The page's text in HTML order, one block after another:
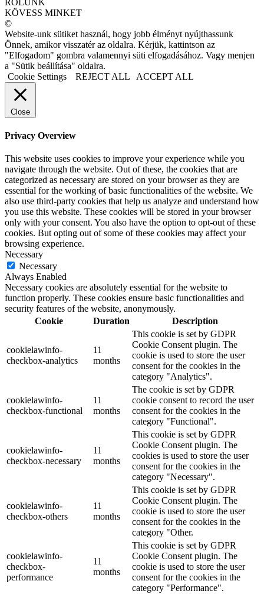
KÖVESS MINKET
©
Website-unk sütiket használ, hogy jobb élményt nyújthassunk
Önnek, amikor visszatér az oldalra. Kérjük, kattintson az
"Elfogadom" gombra valamennyi süti elfogadásához. Vagy menjen
a "Sütik beállítása" oldalra.
Cookie Settings
REJECT ALL ACCEPT ALL
Close
Privacy Overview
This website uses cookies to improve your experience while you
navigate through the website. Out of these, the cookies that are
categorized as necessary are stored on your browser as they are
essential for the working of basic functionalities of the website. We
also use third-party cookies that help us analyze and understand how
you use this website. These cookies will be stored in your browser
only with your consent. You also have the option to opt-out of these
cookies. But opting out of some of these cookies may affect your
browsing experience.
Necessary
Necessary
Always Enabled
Necessary cookies are absolutely essential for the website to
function properly. These cookies ensure basic functionalities and
security features of the website, anonymously.
Cookie
Duration Description
cookielawinfo-
checkbox-analytics
11
months
This cookie is set by GDPR
Cookie Consent plugin. The
cookie is used to store the user
consent for the cookies in the
category "Analytics".
cookielawinfo-
checkbox-functional
11
months
The cookie is set by GDPR
cookie consent to record the user
consent for the cookies in the
category "Functional".
cookielawinfo-
checkbox-necessary
11
months
This cookie is set by GDPR
Cookie Consent plugin. The
cookies is used to store the user
consent for the cookies in the
category "Necessary".
cookielawinfo-
checkbox-others
11
months
This cookie is set by GDPR
Cookie Consent plugin. The
cookie is used to store the user
consent for the cookies in the
category "Other.
cookielawinfo-
checkbox-
performance
11
months
This cookie is set by GDPR
Cookie Consent plugin. The
cookie is used to store the user
consent for the cookies in the
category "Performance".